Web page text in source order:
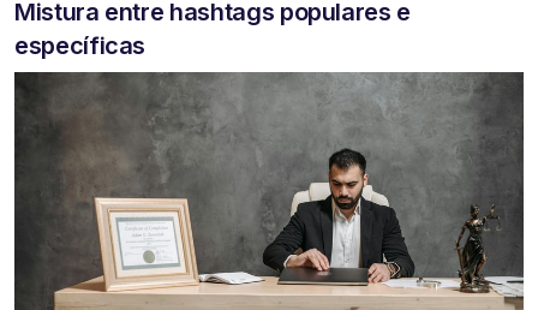
Mistura entre hashtags populares e
específicas